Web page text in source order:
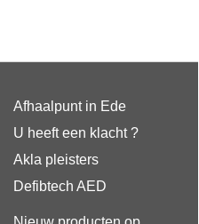
Afhaalpunt in Ede
U heeft een klacht ?
Akla pleisters
Defibtech AED